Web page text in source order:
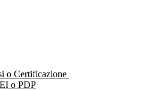
o Certificazione
o PDP